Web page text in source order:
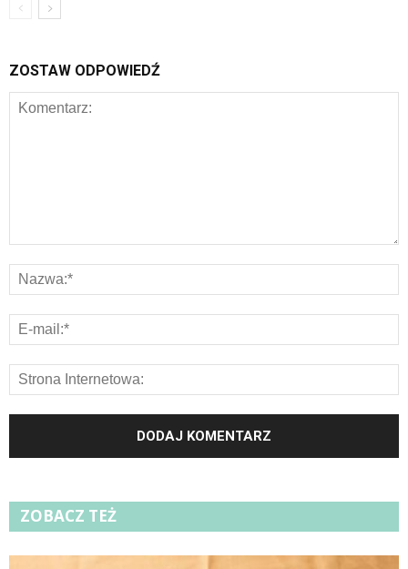
ZOSTAW ODPOWIEDŹ
ZOBACZ TEŻ